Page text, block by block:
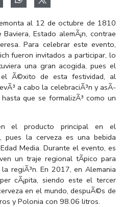
al 12 de octubre de 1810
Estado alemÃ¡n, contrae
Para celebrar este evento,
fueron invitados a participar, lo
una gran acogida, pues el
Ã©xito de esta festividad, al
a cabo la celebraciÃ³n y asÃ­
que se formalizÃ³ como un
el producto principal en el
pues la cerveza es una bebida
Media. Durante el evento, es
un traje regional tÃ­pico para
regiÃ³n. En 2017, en Alemania
cÃ¡pita, siendo este el tercer
en el mundo, despuÃ©s de
y Polonia con 98.06 litros.